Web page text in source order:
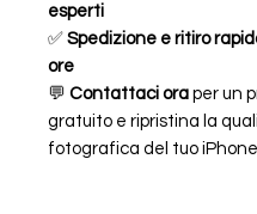
esperti
✅ Spedizione e ritiro
ore
💬 Contattaci ora per un
gratuito e ripristina la
fotografica del tuo iPhone